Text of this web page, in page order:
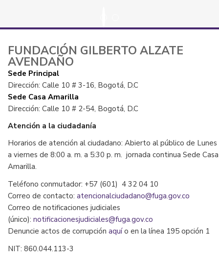
FUNDACIÓN GILBERTO ALZATE
AVENDAÑO
Sede Principal
Dirección: Calle 10 # 3-16, Bogotá, D.C
Sede Casa Amarilla
Dirección: Calle 10 # 2-54, Bogotá, D.C
Atención a la ciudadanía
Horarios de atención al ciudadano: Abierto al público de Lunes
a viernes de 8:00 a. m. a 5:30 p. m. jornada continua Sede Casa
Amarilla.
Teléfono conmutador: +57 (601) 4 32 04 10
Correo de contacto: atencionalciudadano@fuga.gov.co
Correo de notificaciones judiciales
(único): notificacionesjudiciales@fuga.gov.co
Denuncie actos de corrupción aquío en la línea 195 opción 1
NIT: 860.044.113-3